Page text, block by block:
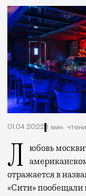
01.04.2022 1 мин.
Любовь москвичей к бывшему
отражается в
«Сити» пообещали